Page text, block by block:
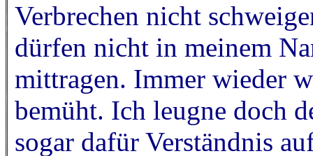
Verbrechen nicht
dürfen nicht in meinem
mittragen. Immer wieder
bemüht. Ich leugne doch
sogar dafür Verständnis